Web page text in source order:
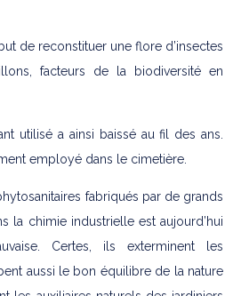
de reconstituer une flore d’insectes
facteurs de la biodiversité en
utilisé a ainsi baissé au fil des ans.
employé dans le cimetière.
fabriqués par de grands
la chimie industrielle est aujourd’hui
Certes, ils exterminent les
aussi le bon équilibre de la nature